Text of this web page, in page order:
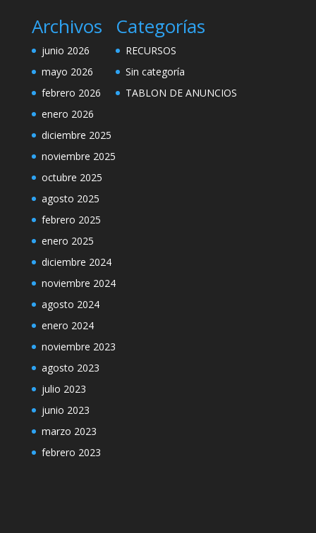
Archivos
junio 2026
mayo 2026
febrero 2026
enero 2026
diciembre 2025
noviembre 2025
octubre 2025
agosto 2025
febrero 2025
enero 2025
diciembre 2024
noviembre 2024
agosto 2024
enero 2024
noviembre 2023
agosto 2023
julio 2023
junio 2023
marzo 2023
febrero 2023
Categorías
RECURSOS
Sin categoría
TABLON DE ANUNCIOS